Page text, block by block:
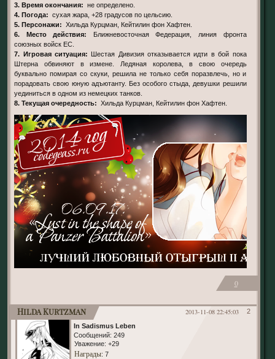
3. Время окончания: не определено.
4. Погода: сухая жара, +28 градусов по цельсию.
5. Персонажи: Хильда Курцман, Кейтилин фон Хафтен.
6. Место действия: Ближневосточная Федерация, линия фронта
союзных войск ЕС.
7. Игровая ситуация: Шестая Дивизия отказывается идти в бой пока
Штерна обвиняют в измене. Ледяная королева, в свою очередь
буквально помирая со скуки, решила не только себя поразвлечь, но и
порадовать свою юную адъютанту. Без особого стыда, девушки решили
уединиться в одном из немецких танков.
8. Текущая очередность: Хильда Курцман, Кейтилин фон Хафтен.
0
2
2013-11-08 22:45:03
Hilda Kurtzman
In Sadismus Leben
Сообщений: 249
Уважение: +29
Награды: 7